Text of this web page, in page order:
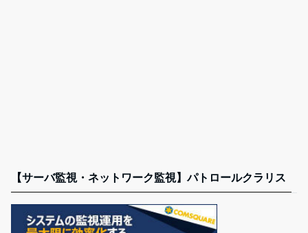
【サーバ監視・ネットワーク監視】パトロールクラリス